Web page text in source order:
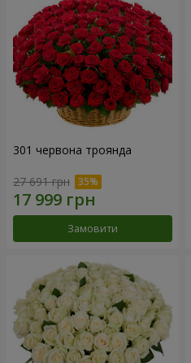
301 червона троянда
27 691 грн
Замовити